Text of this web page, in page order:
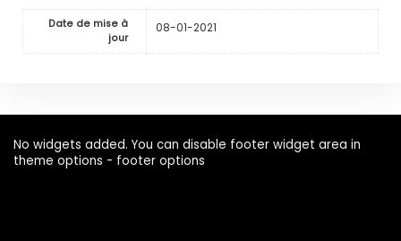
Date de mise à
jour
08-01-2021
No widgets added. You can disable footer widget area in
theme options - footer options